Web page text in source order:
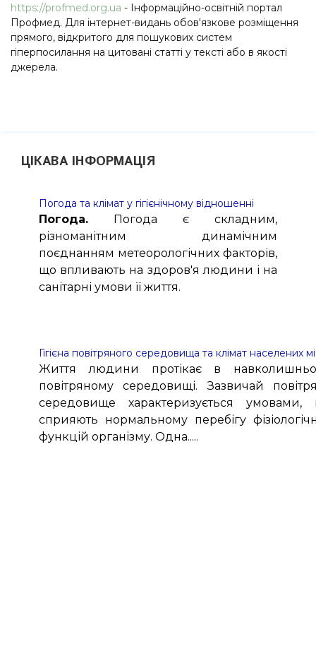
https://profmed.org.ua - Інформаційно-освітній портал
Профмед. Для інтернет-видань обов'язкове розміщення
прямого, відкритого для пошукових систем
гіперпосилання на цитовані статті у тексті або в якості
джерела.
ЦІКАВА ІНФОРМАЦІЯ
Погода та клімат у гігієнічному відношенні
Погода. Погода є складним,
різноманітним динамічним
поєднанням метеорологічних факторів,
що впливають на здоров'я людини і на
санітарні умови її життя.
Гігієна повітряного середовища та клімат населених
Життя людини протікає в
повітряному середовищі. Зазвичай
середовище характеризується умовами,
сприяють нормальному перебігу
функцій організму. Одна.....